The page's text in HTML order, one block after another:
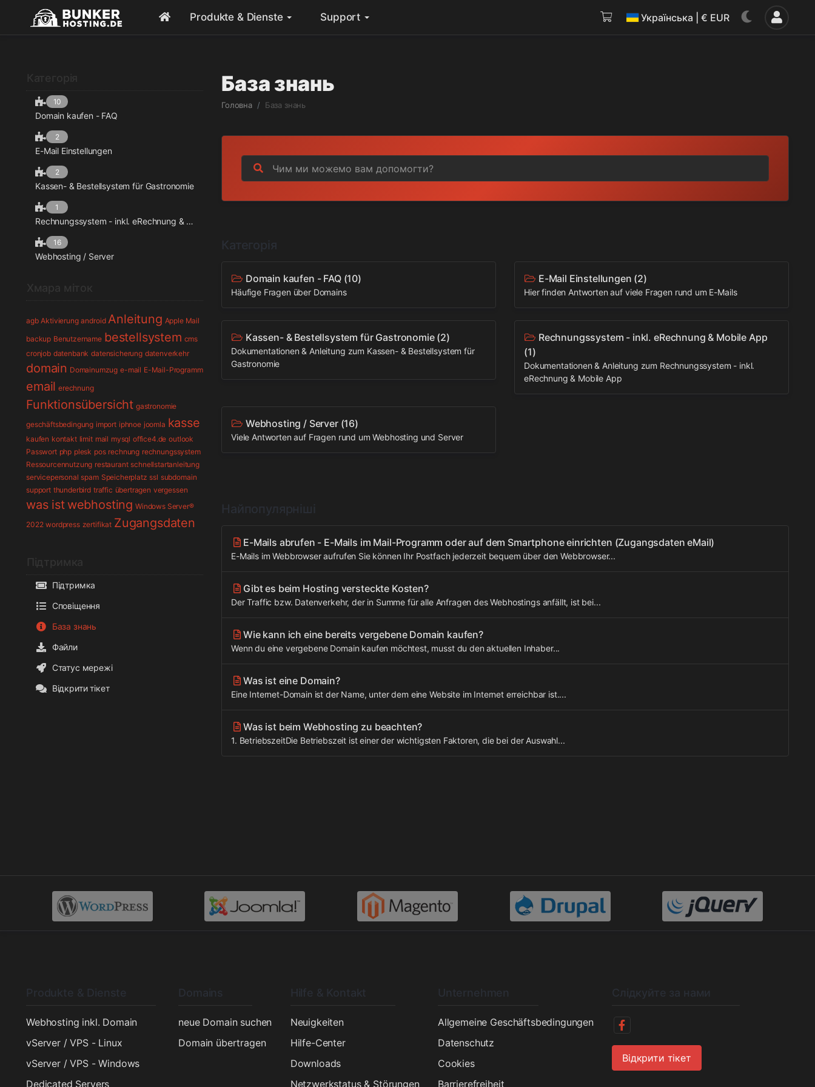
Produkte & Dienste Support Українська | € EUR
10
Domain kaufen - FAQ
2
E-Mail Einstellungen
2
Kassen- & Bestellsystem für Gastronomie
1
Rechnungssystem - inkl. eRechnung & Mobile App
16
Webhosting / Server
agb Aktivierung android Anleitung Apple Mail
backup Benutzername bestellsystem cms
cronjob datenbank datensicherung datenverkehr
domain Domainumzug e-mail E-Mail-Programm
email erechnung
Funktionsübersicht gastronomie
geschäftsbedingung import iphnoe joomla kasse
kaufen kontakt limit mail mysql office4.de outlook
Passwort php plesk pos rechnung rechnungssystem
Ressourcennutzung restaurant schnellstartanleitung
servicepersonal spam Speicherplatz ssl subdomain
support thunderbird traffic übertragen vergessen
was istwebhosting Windows Server®
2022 wordpress zertifikat Zugangsdaten
Підтримка
Сповіщення
База знань
Файли
Статус мережі
Відкрити тікет
База знань
Головна База знань
Категорія
Domain kaufen - FAQ (10)
Häufige Fragen über Domains
E-Mail Einstellungen (2)
Hier finden Antworten auf viele Fragen rund um E-Mails
Kassen- & Bestellsystem für Gastronomie (2)
Dokumentationen & Anleitung zum Kassen- & Bestellsystem für
Gastronomie
Rechnungssystem - inkl. eRechnung & Mobile App
(1)
Dokumentationen & Anleitung zum Rechnungssystem - inkl.
eRechnung & Mobile App
Webhosting / Server (16)
Viele Antworten auf Fragen rund um Webhosting und Server
Найпопулярніші
E-Mails abrufen - E-Mails im Mail-Programm oder auf dem Smartphone einrichten (Zugangsdaten eMail)
E-Mails im Webbrowser aufrufen Sie können Ihr Postfach jederzeit bequem über den Webbrowser...
Gibt es beim Hosting versteckte Kosten?
Der Traffic bzw. Datenverkehr, der in Summe für alle Anfragen des Webhostings anfällt, ist bei...
Wie kann ich eine bereits vergebene Domain kaufen?
Wenn du eine vergebene Domain kaufen möchtest, musst du den aktuellen Inhaber...
Was ist eine Domain?
Eine Internet-Domain ist der Name, unter dem eine Website im Internet erreichbar ist....
Was ist beim Webhosting zu beachten?
1. BetriebszeitDie Betriebszeit ist einer der wichtigsten Faktoren, die bei der Auswahl...
Produkte & Dienste
Webhosting inkl. Domain
vServer / VPS - Linux
vServer / VPS - Windows
Dedicated Servers
Domains
neue Domain suchen
Domain übertragen
Hilfe & Kontakt
Neuigkeiten
Hilfe-Center
Downloads
Netzwerkstatus & Störungen
Unternehmen
Allgemeine Geschäftsbedingungen
Datenschutz
Cookies
Barrierefreiheit
Слідкуйте за нами
Відкрити тікет